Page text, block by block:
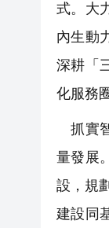
式。大
內生動
深耕「
化服務
抓實
量發展
設，規
建設同